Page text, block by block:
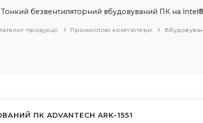
Тонкий безвентиляторний вбудовуваний ПК на Intel®
продукції Промислові комп'ютери
ПК ADVANTECH ARK-1551